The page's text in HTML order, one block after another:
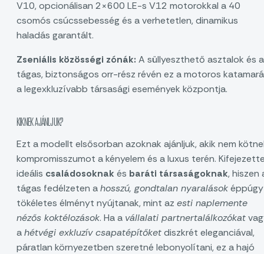
V10, opcionálisan 2×600 LE-s V12 motorokkal a 40
csomós csúcssebesség és a verhetetlen, dinamikus
haladás garantált.
Zseniális közösségi zónák: A süllyeszthető asztalok és a
tágas, biztonságos orr-rész révén ez a motoros
a legexkluzívabb társasági események központja.
KIKNEK AJÁNLJUK?
Ezt a modellt elsősorban azoknak ajánljuk, akik nem
kompromisszumot a kényelem és a luxus terén.
ideális családosoknak és baráti társaságoknak, hiszen
tágas fedélzeten ahosszú, gondtalan nyaralásoképpúgy
tökéletes élményt nyújtanak, mint az esti naplemente
nézős koktélozások. Ha a vállalati partnertalálkozókat
ahétvégi exkluzív csapatépítőketdiszkrét eleganciával,
páratlan környezetben szeretné lebonyolítani, ez a hajó